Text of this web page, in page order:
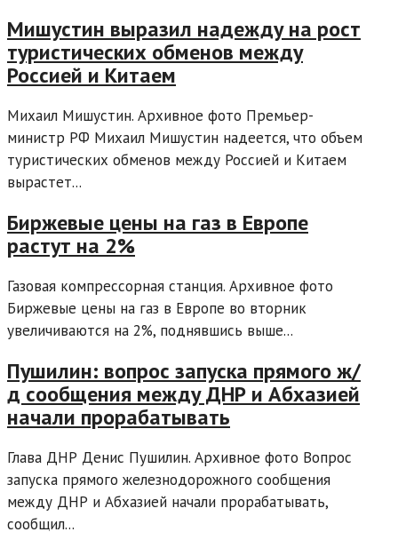
Мишустин выразил надежду на рост
туристических обменов между
Россией и Китаем
Михаил Мишустин. Архивное фото Премьер-
министр РФ Михаил Мишустин надеется, что объем
туристических обменов между Россией и Китаем
вырастет...
Биржевые цены на газ в Европе
растут на 2%
Газовая компрессорная станция. Архивное фото
Биржевые цены на газ в Европе во вторник
увеличиваются на 2%, поднявшись выше...
Пушилин: вопрос запуска прямого ж/
д сообщения между ДНР и Абхазией
начали прорабатывать
Глава ДНР Денис Пушилин. Архивное фото Вопрос
запуска прямого железнодорожного сообщения
между ДНР и Абхазией начали прорабатывать,
сообщил...